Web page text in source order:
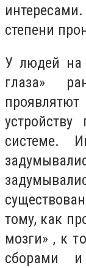
степени
У людей на
глаза»
системе.
тому, как
мозги» , к
сборами